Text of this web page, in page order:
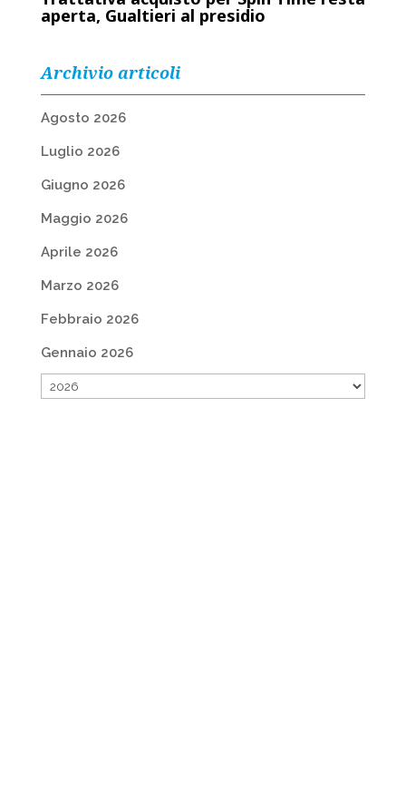
aperta, Gualtieri al presidio
Archivio articoli
Agosto 2026
Luglio 2026
Giugno 2026
Maggio 2026
Aprile 2026
Marzo 2026
Febbraio 2026
Gennaio 2026